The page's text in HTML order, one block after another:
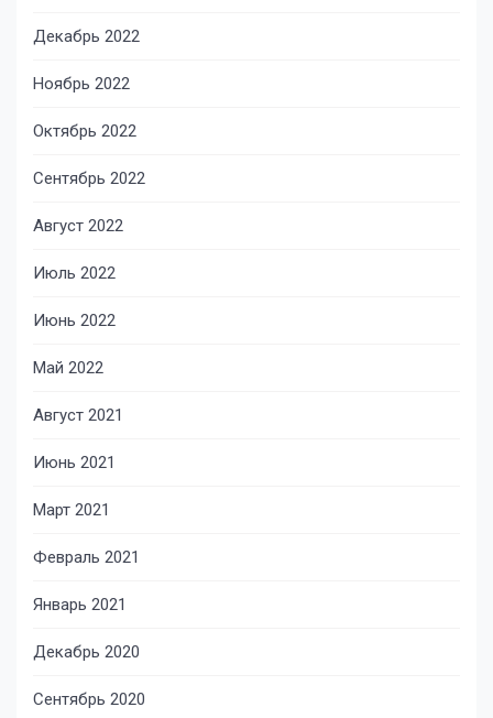
Декабрь 2022
Ноябрь 2022
Октябрь 2022
Сентябрь 2022
Август 2022
Июль 2022
Июнь 2022
Май 2022
Август 2021
Июнь 2021
Март 2021
Февраль 2021
Январь 2021
Декабрь 2020
Сентябрь 2020